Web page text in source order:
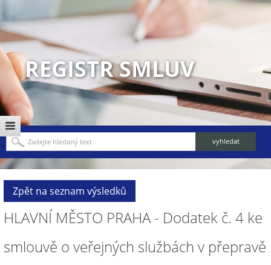
REGISTR SMLUV
Zpět na seznam výsledků
HLAVNÍ MĚSTO PRAHA - Dodatek č. 4 ke
smlouvě o veřejných službách v přepravě